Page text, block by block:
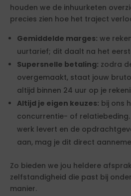
houden we de inhuurketen
precies zien hoe het traject
Gemiddelde marges: we
uurtarief; dit daalt na het
Supersnelle betaling: zodra
overgemaakt, staat jouw
altijd binnen 24 uur op je
Altijd je eigen keuzes: bij ons
concurrentie- of
werk levert en de
aan, mag je dit direct
Zo bieden we jou heldere
zelfstandigheid die past bij
manier.